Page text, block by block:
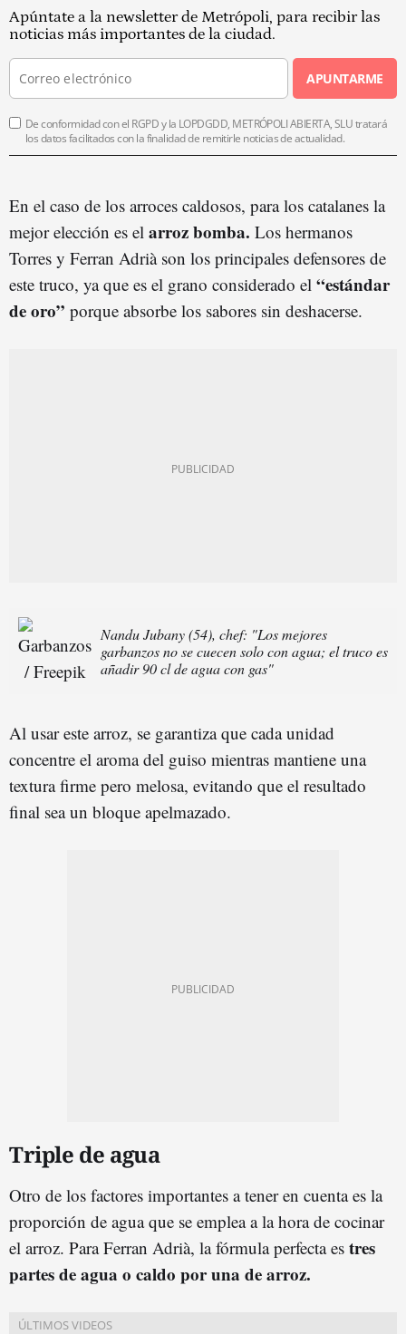
Apúntate a la newsletter de Metrópoli, para recibir las
noticias más importantes de la ciudad.
APUNTARME
De conformidad con el RGPD y la LOPDGDD, METRÓPOLI ABIERTA, SLU tratará
los datos facilitados con la finalidad de remitirle noticias de actualidad.
En el caso de los arroces caldosos, para los catalanes la
mejor elección es el arroz bomba. Los hermanos
Torres y Ferran Adrià son los principales defensores de
este truco, ya que es el grano considerado el “estándar
de oro” porque absorbe los sabores sin deshacerse.
Nandu Jubany (54), chef: "Los mejores
garbanzos no se cuecen solo con agua; el truco es
añadir 90 cl de agua con gas"
Al usar este arroz, se garantiza que cada unidad
concentre el aroma del guiso mientras mantiene una
textura firme pero melosa, evitando que el resultado
final sea un bloque apelmazado.
Triple de agua
Otro de los factores importantes a tener en cuenta es la
proporción de agua que se emplea a la hora de cocinar
el arroz. Para Ferran Adrià, la fórmula perfecta es tres
partes de agua o caldo por una de arroz.